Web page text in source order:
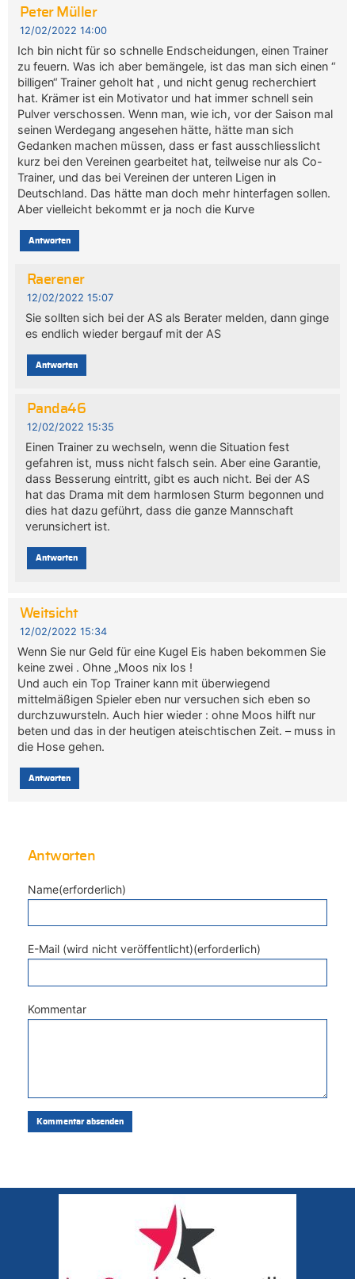
Peter Müller
12/02/2022 14:00
Ich bin nicht für so schnelle Endscheidungen, einen Trainer
zu feuern. Was ich aber bemängele, ist das man sich einen “
billigen“ Trainer geholt hat , und nicht genug recherchiert
hat. Krämer ist ein Motivator und hat immer schnell sein
Pulver verschossen. Wenn man, wie ich, vor der Saison mal
seinen Werdegang angesehen hätte, hätte man sich
Gedanken machen müssen, dass er fast ausschliesslicht
kurz bei den Vereinen gearbeitet hat, teilweise nur als Co-
Trainer, und das bei Vereinen der unteren Ligen in
Deutschland. Das hätte man doch mehr hinterfagen sollen.
Aber vielleicht bekommt er ja noch die Kurve
Antworten
Raerener
12/02/2022 15:07
Sie sollten sich bei der AS als Berater melden, dann ginge
es endlich wieder bergauf mit der AS
Antworten
Panda46
12/02/2022 15:35
Einen Trainer zu wechseln, wenn die Situation fest
gefahren ist, muss nicht falsch sein. Aber eine Garantie,
dass Besserung eintritt, gibt es auch nicht. Bei der AS
hat das Drama mit dem harmlosen Sturm begonnen und
dies hat dazu geführt, dass die ganze Mannschaft
verunsichert ist.
Antworten
Weitsicht
12/02/2022 15:34
Wenn Sie nur Geld für eine Kugel Eis haben bekommen Sie
keine zwei . Ohne „Moos nix los !
Und auch ein Top Trainer kann mit überwiegend
mittelmäßigen Spieler eben nur versuchen sich eben so
durchzuwursteln. Auch hier wieder : ohne Moos hilft nur
beten und das in der heutigen ateischtischen Zeit. – muss in
die Hose gehen.
Antworten
Antworten
Name(erforderlich)
E-Mail (wird nicht veröffentlicht)(erforderlich)
Kommentar